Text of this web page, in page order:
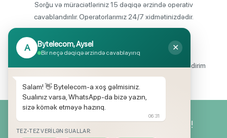
Sorğu və müraciətləriniz 15 dəqiqə ərzində operativ
cavablandırılır. Operatorlarımız 24/7 xidmətinizdədir.
Endirimli məhsul seçimi
Mağazalarımızda mütəmadi olaraq, yüksək məbləğli endirim
və hədiyyə kampaniyaları keçirilir.
Yeniliklərimizdən ilk siz xəbərdar olun!
A Bytelecom, Aysel
Bir neçə dəqiqə ərzində cavablayırıq
✕
Salam! 👋 Bytelecom-a xoş gəlmisiniz.
Sualınız varsa, WhatsApp-da bizə yazın,
sizə kömək etməyə hazırıq.
06:31
TEZ-TEZ VERILƏN SUALLAR: